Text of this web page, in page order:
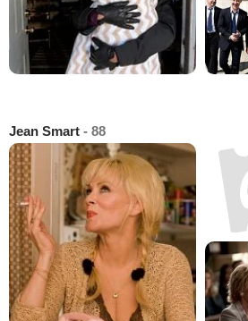
Jean Smart - 88